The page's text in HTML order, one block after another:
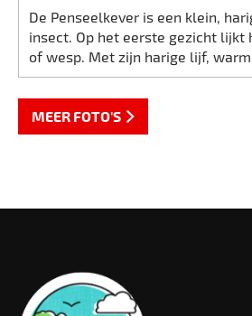
De Penseelkever is een klein,
insect. Op het eerste gezicht lijkt
of wesp. Met zijn harige lijf,
MEER FOTO'S